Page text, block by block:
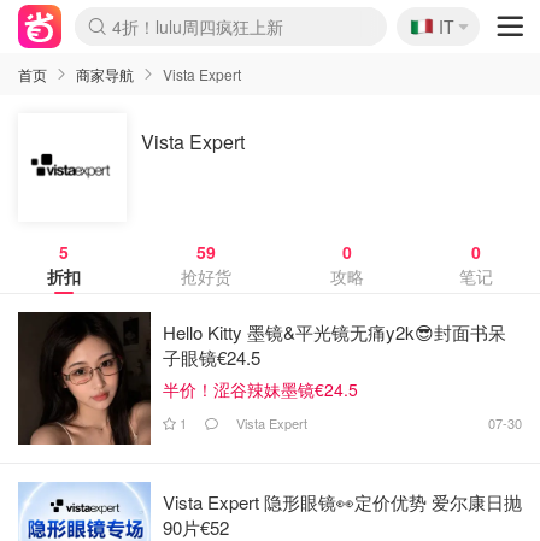
Boticinal 夏促开抢！
4折！lulu周四疯狂上新
速领！Stanley独家85折
Zalando 奥莱闪促！每日更新
🇮🇹
IT
首页 商家导航 Vista Expert
Vista Expert
5
折扣
59
抢好货
0
攻略
0
笔记
Hello Kitty 墨镜&平光镜无痛y2k😎封面书呆
子眼镜€24.5
半价！涩谷辣妹墨镜€24.5
1 Vista Expert 07-30
Vista Expert 隐形眼镜👀定价优势 爱尔康日抛
90片€52